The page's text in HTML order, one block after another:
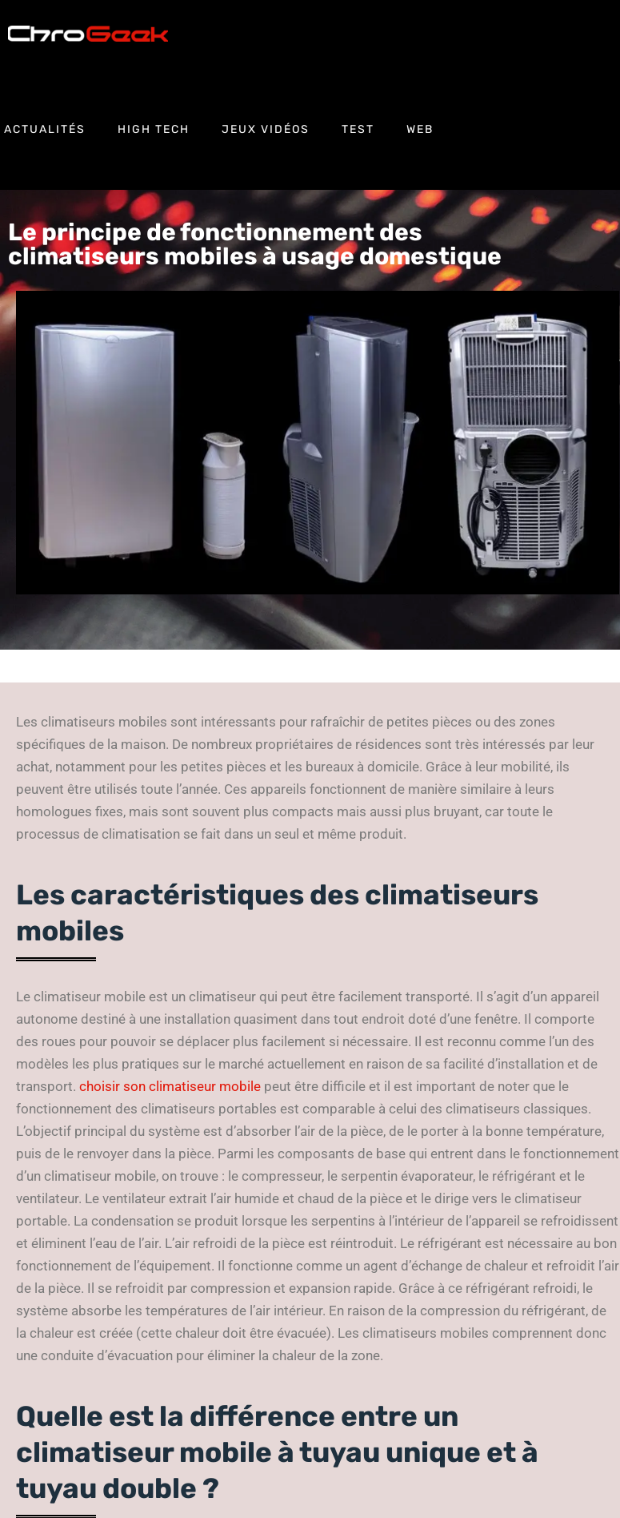
ACTUALITÉS HIGH TECH JEUX VIDÉOS TEST WEB
Le principe de fonctionnement des
climatiseurs mobiles à usage domestique
Les climatiseurs mobiles sont intéressants pour rafraîchir de petites pièces ou des zones
spécifiques de la maison. De nombreux propriétaires de résidences sont très intéressés par leur
achat, notamment pour les petites pièces et les bureaux à domicile. Grâce à leur mobilité, ils
peuvent être utilisés toute l’année. Ces appareils fonctionnent de manière similaire à leurs
homologues fixes, mais sont souvent plus compacts mais aussi plus bruyant, car toute le
processus de climatisation se fait dans un seul et même produit.
Les caractéristiques des climatiseurs
mobiles
Le climatiseur mobile est un climatiseur qui peut être facilement transporté. Il s’agit d’un appareil
autonome destiné à une installation quasiment dans tout endroit doté d’une fenêtre. Il comporte
des roues pour pouvoir se déplacer plus facilement si nécessaire. Il est reconnu comme l’un des
modèles les plus pratiques sur le marché actuellement en raison de sa facilité d’installation et de
transport. choisir son climatiseur mobile peut être difficile et il est important de noter que le
fonctionnement des climatiseurs portables est comparable à celui des climatiseurs classiques.
L’objectif principal du système est d’absorber l’air de la pièce, de le porter à la bonne température,
puis de le renvoyer dans la pièce. Parmi les composants de base qui entrent dans le fonctionnement
d’un climatiseur mobile, on trouve : le compresseur, le serpentin évaporateur, le réfrigérant et le
ventilateur. Le ventilateur extrait l’air humide et chaud de la pièce et le dirige vers le climatiseur
portable. La condensation se produit lorsque les serpentins à l’intérieur de l’appareil se refroidissent
et éliminent l’eau de l’air. L’air refroidi de la pièce est réintroduit. Le réfrigérant est nécessaire au bon
fonctionnement de l’équipement. Il fonctionne comme un agent d’échange de chaleur et refroidit l’air
de la pièce. Il se refroidit par compression et expansion rapide. Grâce à ce réfrigérant refroidi, le
système absorbe les températures de l’air intérieur. En raison de la compression du réfrigérant, de
la chaleur est créée (cette chaleur doit être évacuée). Les climatiseurs mobiles comprennent donc
une conduite d’évacuation pour éliminer la chaleur de la zone.
Quelle est la différence entre un
climatiseur mobile à tuyau unique et à
tuyau double ?